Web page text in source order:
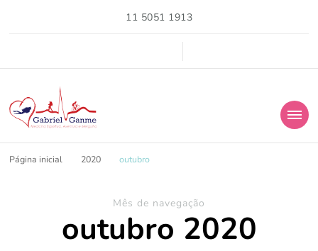
11 5051 1913
medicina esportiva
Página inicial 2020 outubro
Mês de navegação
outubro 2020